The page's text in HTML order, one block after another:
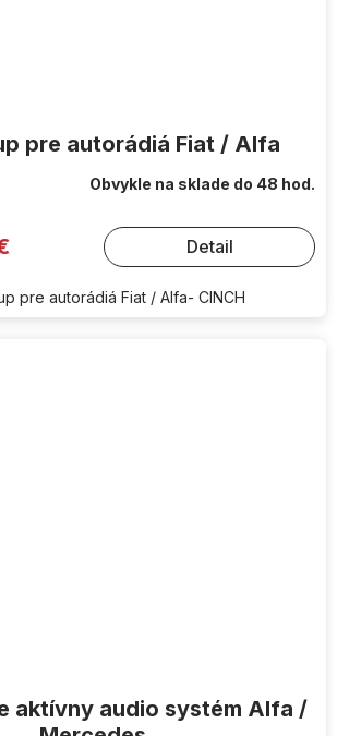
pre autorádiá Fiat / Alfa
Obvykle na sklade do 48 hod.
Detail
pre autorádiá Fiat / Alfa- CINCH
aktívny audio systém Alfa /